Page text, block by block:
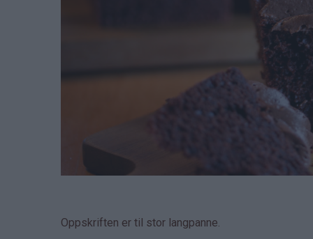
Oppskriften er til stor langpanne.